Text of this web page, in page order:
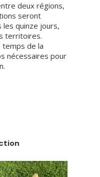
deux régions,
seront
les quinze jours,
territoires.
temps de la
nécessaires pour